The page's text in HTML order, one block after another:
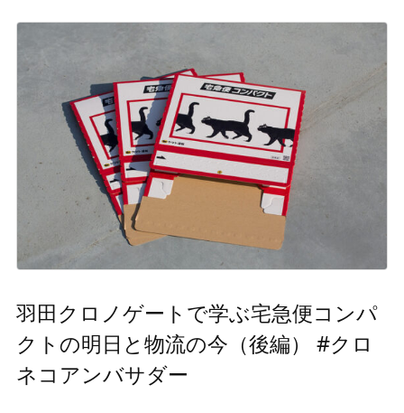
羽田クロノゲートで学ぶ宅急便コンパ
クトの明日と物流の今（後編） #クロ
ネコアンバサダー